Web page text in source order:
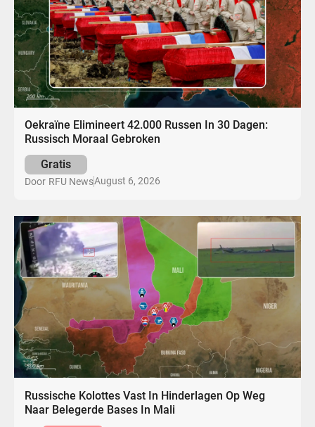
Oekraïne Elimineert 42.000 Russen In 30 Dagen:
Russisch Moraal Gebroken
Gratis
Door RFU NewsAugust 6, 2026
Russische Kolottes Vast In Hinderlagen Op Weg
Naar Belegerde Bases In Mali